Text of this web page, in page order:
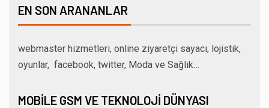
EN SON ARANANLAR
webmaster hizmetleri, online ziyaretçi sayacı, lojistik,
oyunlar, facebook, twitter, Moda ve Sağlık…
MOBILE GSM VE TEKNOLOJI DÜNYASI